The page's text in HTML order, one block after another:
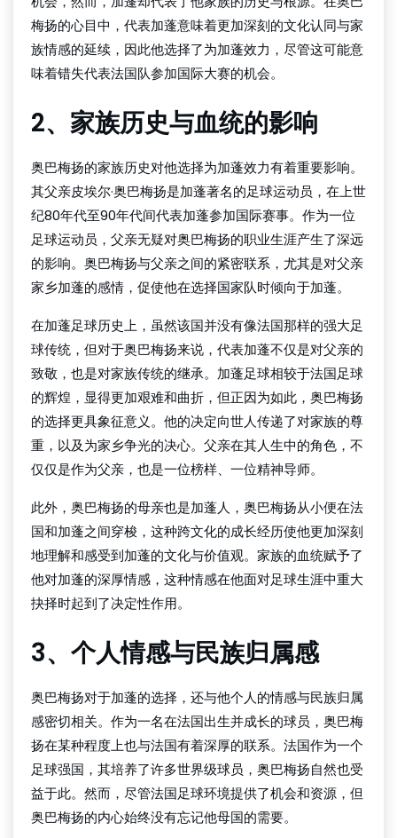
梅扬的心目中，代表加蓬意味着更加深刻的文化认同与家
族情感的延续，因此他选择了为加蓬效力，尽管这可能意
味着错失代表法国队参加国际大赛的机会。
2、家族历史与血统的影响
奥巴梅扬的家族历史对他选择为加蓬效力有着重要影响。
其父亲皮埃尔·奥巴梅扬是加蓬著名的足球运动员，在上世
纪80年代至90年代间代表加蓬参加国际赛事。作为一位
足球运动员，父亲无疑对奥巴梅扬的职业生涯产生了深远
的影响。奥巴梅扬与父亲之间的紧密联系，尤其是对父亲
家乡加蓬的感情，促使他在选择国家队时倾向于加蓬。
在加蓬足球历史上，虽然该国并没有像法国那样的强大足
球传统，但对于奥巴梅扬来说，代表加蓬不仅是对父亲的
致敬，也是对家族传统的继承。加蓬足球相较于法国足球
的辉煌，显得更加艰难和曲折，但正因为如此，奥巴梅扬
的选择更具象征意义。他的决定向世人传递了对家族的尊
重，以及为家乡争光的决心。父亲在其人生中的角色，不
仅仅是作为父亲，也是一位榜样、一位精神导师。
此外，奥巴梅扬的母亲也是加蓬人，奥巴梅扬从小便在法
国和加蓬之间穿梭，这种跨文化的成长经历使他更加深刻
地理解和感受到加蓬的文化与价值观。家族的血统赋予了
他对加蓬的深厚情感，这种情感在他面对足球生涯中重大
抉择时起到了决定性作用。
3、个人情感与民族归属感
奥巴梅扬对于加蓬的选择，还与他个人的情感与民族归属
感密切相关。作为一名在法国出生并成长的球员，奥巴梅
扬在某种程度上也与法国有着深厚的联系。法国作为一个
足球强国，其培养了许多世界级球员，奥巴梅扬自然也受
益于此。然而，尽管法国足球环境提供了机会和资源，但
奥巴梅扬的内心始终没有忘记他母国的需要。